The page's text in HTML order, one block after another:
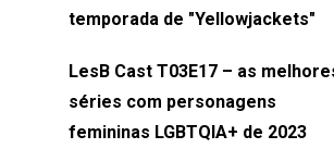
Naiady Machado
temporada de "Yellowjackets"
LesB Cast T03E17 – as
séries com personagens
femininas LGBTQIA+ de 2023